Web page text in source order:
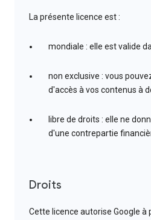
La présente licence est :
mondiale : elle est valide
non exclusive : vous
d'accès à vos contenus à
libre de droits : elle ne
d'une contrepartie
Droits
Cette licence autorise Google à